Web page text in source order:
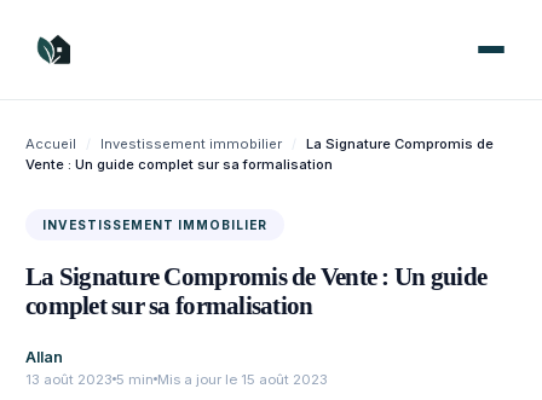
contenu
Accueil / Investissement immobilier /
La Signature Compromis de
Vente : Un guide complet sur sa formalisation
INVESTISSEMENT IMMOBILIER
La Signature Compromis de Vente : Un guide
complet sur sa formalisation
Allan
13 août 2023 5 min Mis a jour le 15 août 2023